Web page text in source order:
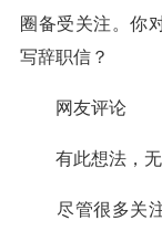
圈备受关注。你
写辞职信？
网友评论
有此想法，无
尽管很多关注